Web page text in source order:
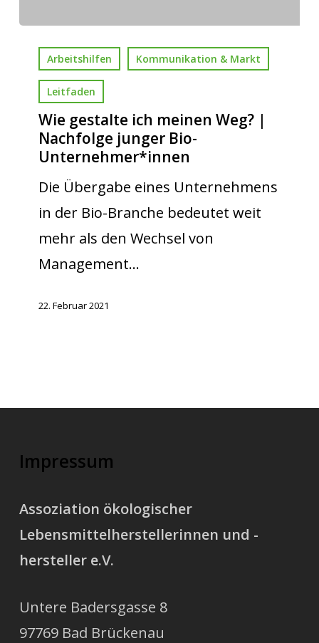
Arbeitshilfen Kommunikation & Markt
Leitfaden
Wie gestalte ich meinen Weg? |
Nachfolge junger Bio-
Unternehmer*innen
Die Übergabe eines Unternehmens
in der Bio-Branche bedeutet weit
mehr als den Wechsel von
Management…
22. Februar 2021
Impressum
Assoziation ökologischer
Lebensmittelherstellerinnen und -
hersteller e.V.
Untere Badersgasse 8
97769 Bad Brückenau